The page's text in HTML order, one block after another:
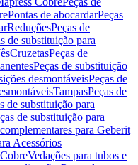
Pontas de abocardarPeças
ReduçõesPeças de
de substituição para
CruzetasPeças de
Peças de substituição
desmontáveisPeças de
TampasPeças de
de substituição para
de substituição para
para Geberit
Acessórios
Vedações para tubos e